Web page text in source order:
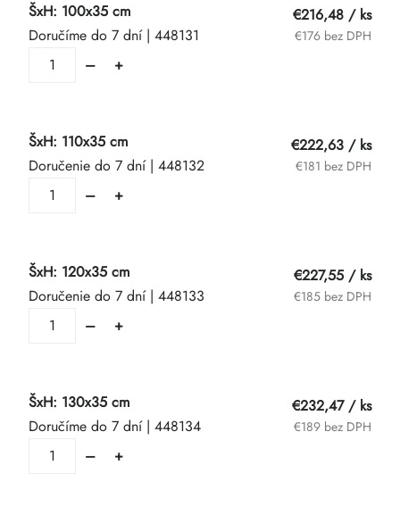
ŠxH: 100x35 cm
Doručíme do 7 dní | 448131
€216,48 / ks
€176 bez DPH
ŠxH: 110x35 cm
Doručenie do 7 dní | 448132
€222,63 / ks
€181 bez DPH
ŠxH: 120x35 cm
Doručenie do 7 dní | 448133
€227,55 / ks
€185 bez DPH
ŠxH: 130x35 cm
Doručíme do 7 dní | 448134
€232,47 / ks
€189 bez DPH